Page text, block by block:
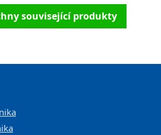
související produkty